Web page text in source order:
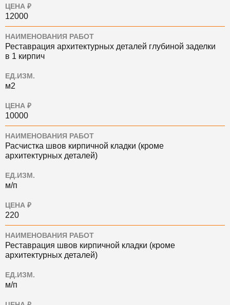
ЦЕНА ₽
12000
НАИМЕНОВАНИЯ РАБОТ
Реставрация архитектурных деталей глубиной заделки
в 1 кирпич
ЕД.ИЗМ.
м2
ЦЕНА ₽
10000
НАИМЕНОВАНИЯ РАБОТ
Расчистка швов кирпичной кладки (кроме
архитектурных деталей)
ЕД.ИЗМ.
м/п
ЦЕНА ₽
220
НАИМЕНОВАНИЯ РАБОТ
Реставрация швов кирпичной кладки (кроме
архитектурных деталей)
ЕД.ИЗМ.
м/п